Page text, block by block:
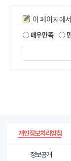
만족도조사
이 페이지에
매우만족
개인정보처리방침
정보공개